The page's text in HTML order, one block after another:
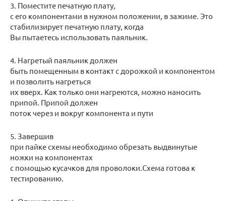
3. Поместите печатную плату,
с его компонентами в нужном положении, в зажиме. Это
стабилизирует печатную плату, когда
Вы пытаетесь использовать паяльник.
4. Нагретый паяльник должен
быть помещенным в контакт с дорожкой и компонентом
и позволить нагреться
их вверх. Как только они нагреются, можно наносить
припой. Припой должен
поток через и вокруг компонента и пути
5. Завершив
при пайке схемы необходимо обрезать выдвинутые
ножки на компонентах
с помощью кусачков для проволоки.Схема готова к
тестированию.